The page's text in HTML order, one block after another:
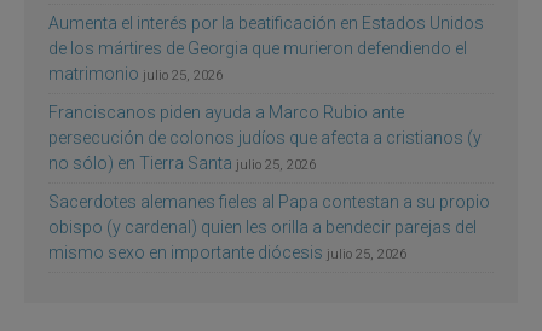
Aumenta el interés por la beatificación en Estados Unidos
de los mártires de Georgia que murieron defendiendo el
matrimonio julio 25, 2026
Franciscanos piden ayuda a Marco Rubio ante
persecución de colonos judíos que afecta a cristianos (y
no sólo) en Tierra Santa julio 25, 2026
Sacerdotes alemanes fieles al Papa contestan a su propio
obispo (y cardenal) quien les orilla a bendecir parejas del
mismo sexo en importante diócesis julio 25, 2026